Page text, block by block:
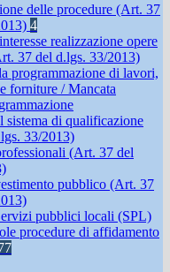
delle procedure (Art. 37
4
realizzazione opere
37 del d.lgs. 33/2013)
programmazione di lavori,
forniture / Mancata
sistema di qualificazione
33/2013)
(Art. 37 del
pubblico (Art. 37
pubblici locali (SPL)
procedure di affidamento